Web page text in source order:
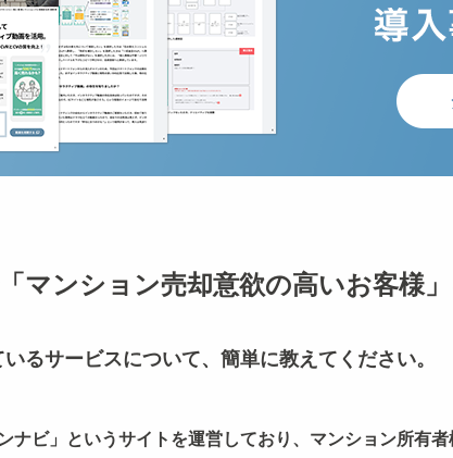
マンション売却意欲の高いお客様
るサービスについて、簡単に教えてください。
ンナビ」というサイトを運営しており、マンション所有